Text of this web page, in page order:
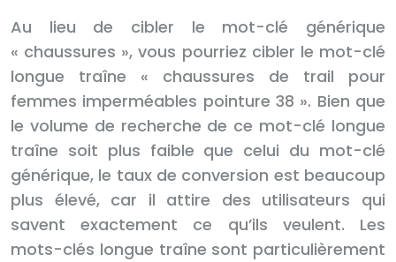
Au lieu de cibler le mot-clé générique
« chaussures », vous pourriez cibler le mot-clé
longue traîne « chaussures de trail pour
femmes imperméables pointure 38 ». Bien que
le volume de recherche de ce mot-clé longue
traîne soit plus faible que celui du mot-clé
générique, le taux de conversion est beaucoup
plus élevé, car il attire des utilisateurs qui
savent exactement ce qu’ils veulent. Les
mots-clés longue traîne sont particulièrement